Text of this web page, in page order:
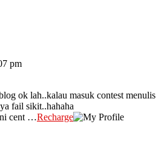
pm
ok lah..kalau masuk contest menulis
fail sikit..hahaha
cent …Recharge